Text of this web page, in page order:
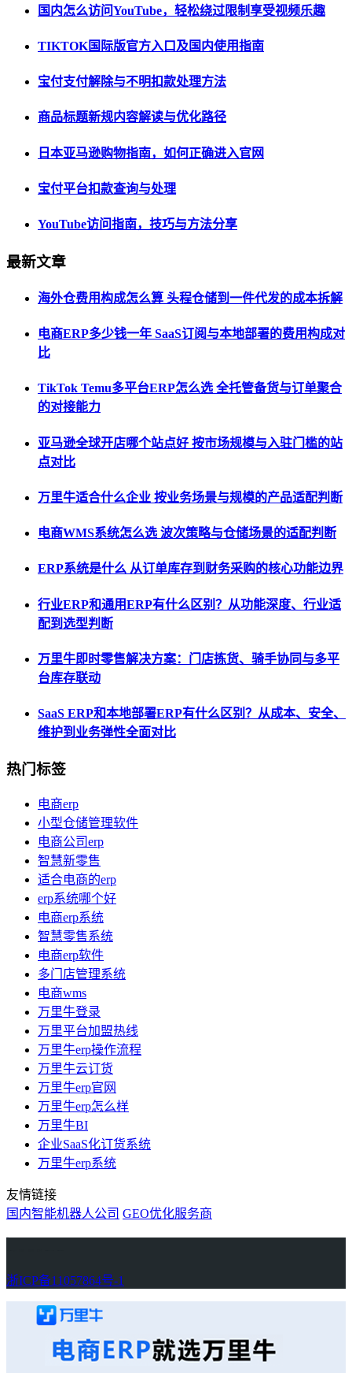
国内怎么访问YouTube，轻松绕过限制享受视频乐趣
TIKTOK国际版官方入口及国内使用指南
宝付支付解除与不明扣款处理方法
商品标题新规内容解读与优化路径
日本亚马逊购物指南，如何正确进入官网
宝付平台扣款查询与处理
YouTube访问指南，技巧与方法分享
最新文章
海外仓费用构成怎么算 头程仓储到一件代发的成本拆解
电商ERP多少钱一年 SaaS订阅与本地部署的费用构成对
比
TikTok Temu多平台ERP怎么选 全托管备货与订单聚合
的对接能力
亚马逊全球开店哪个站点好 按市场规模与入驻门槛的站
点对比
万里牛适合什么企业 按业务场景与规模的产品适配判断
电商WMS系统怎么选 波次策略与仓储场景的适配判断
ERP系统是什么 从订单库存到财务采购的核心功能边界
行业ERP和通用ERP有什么区别？从功能深度、行业适
配到选型判断
万里牛即时零售解决方案：门店拣货、骑手协同与多平
台库存联动
SaaS ERP和本地部署ERP有什么区别？从成本、安全、
维护到业务弹性全面对比
热门标签
电商erp
小型仓储管理软件
电商公司erp
智慧新零售
适合电商的erp
erp系统哪个好
电商erp系统
智慧零售系统
电商erp软件
多门店管理系统
电商wms
万里牛登录
万里平台加盟热线
万里牛erp操作流程
万里牛云订货
万里牛erp官网
万里牛erp怎么样
万里牛BI
企业SaaS化订货系统
万里牛erp系统
友情链接
国内智能机器人公司 GEO优化服务商
浙ICP备11057864号-1